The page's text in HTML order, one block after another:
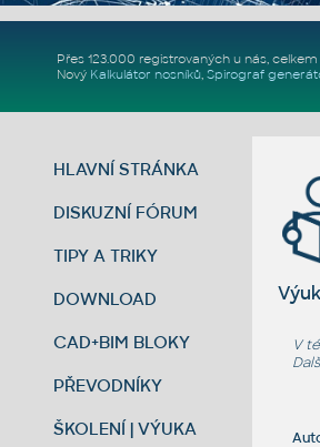
Přes 123.000 registrovaných u nás, celkem
Nový Kalkulátor nosníků, Spirograf
HLAVNÍ STRÁNKA
DISKUZNÍ FÓRUM
TIPY A TRIKY
DOWNLOAD
CAD+BIM BLOKY
PŘEVODNÍKY
ŠKOLENÍ | VÝUKA
V